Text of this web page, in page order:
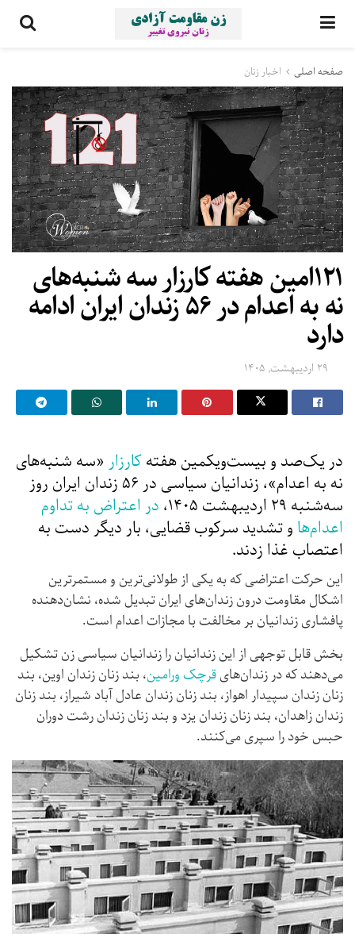
صفحه اصلی اخبار زنان
۱۲۱امین هفته کارزار سه ‌شنبه‌های
نه به اعدام در ۵۶ زندان ایران ادامه
دارد
۲۹ اردیبهشت, ۱۴۰۵
در یک‌صد و بیست‌ویکمین هفته کارزار «سه ‌شنبه‌های
نه به اعدام»، زندانیان سیاسی در ۵۶ زندان ایران روز
سه‌شنبه ۲۹ اردیبهشت ۱۴۰۵،
در اعتراض به تداوم
اعدام‌ها و تشدید سرکوب قضایی، بار دیگر دست به
اعتصاب غذا زدند.
این حرکت اعتراضی که به یکی از طولانی‌ترین و مستمرترین
اشکال مقاومت درون زندان‌های ایران تبدیل شده، نشان‌دهنده
پافشاری زندانیان بر مخالفت با مجازات اعدام است.
بخش قابل توجهی از این زندانیان را زندانیان سیاسی زن تشکیل
می‌دهند که در زندان‌هایقرچک ورامین، بند زنان زندان اوین، بند
زنان زندان سپیدار اهواز، بند زنان زندان عادل آباد شیراز، بند زنان
زندان زاهدان، بند زنان زندان یزد و بند زنان زندان رشت دوران
حبس خود را سپری می‌کنند.